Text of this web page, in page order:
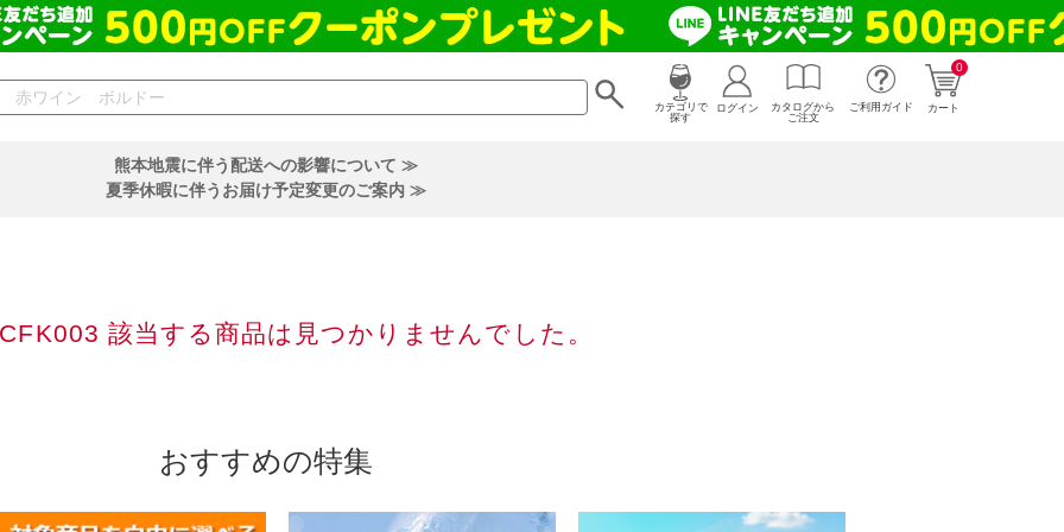
カテゴリで
探す
0
カート
ログイン
カタログから
ご注文
ご利用ガイド
熊本地震に伴う配送への影響について ≫
夏季休暇に伴うお届け予定変更のご案内 ≫
該当する商品は見つかりませんでした。
おすすめの特集